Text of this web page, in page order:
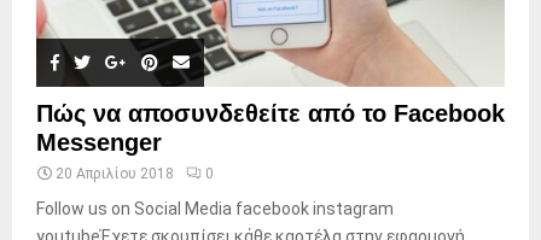
Πώς να αποσυνδεθείτε από το Facebook
Messenger
20 Απριλίου 2018 0
Follow us on Social Media facebook instagram